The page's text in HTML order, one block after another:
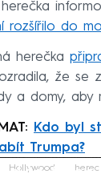
rozšířilo do
herečka
že se
a domy, aby
Kdo byl
Trumpa?
to fetch
Hollywood herec